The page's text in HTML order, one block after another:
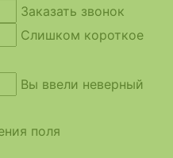
Заказать звонок
Слишком короткое
Вы ввели неверный
поля